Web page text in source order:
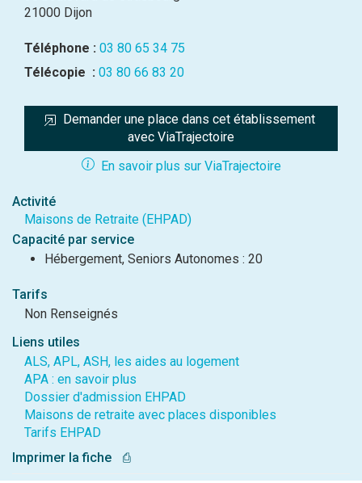
21000 Dijon
Téléphone : 03 80 65 34 75
Télécopie : 03 80 66 83 20
Demander une place dans cet établissement
avec ViaTrajectoire
En savoir plus sur ViaTrajectoire
Activité
Maisons de Retraite (EHPAD)
Capacité par service
Hébergement, Seniors Autonomes : 20
Tarifs
Non Renseignés
Liens utiles
ALS, APL, ASH, les aides au logement
APA : en savoir plus
Dossier d'admission EHPAD
Maisons de retraite avec places disponibles
Tarifs EHPAD
Imprimer la fiche
⎙